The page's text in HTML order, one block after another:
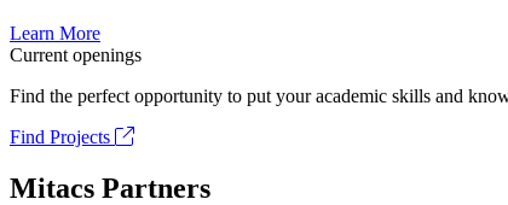
Learn More
Current openings
Find the perfect opportunity to put your academic skills and
Find Projects
Mitacs Partners